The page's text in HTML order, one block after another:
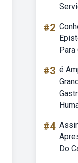
#2
Para
#3 é
#4
Do